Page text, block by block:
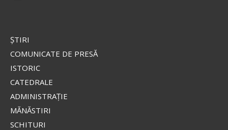
ŞTIRI
COMUNICATE DE PRESĂ
ISTORIC
CATEDRALE
ADMINISTRAŢIE
MĂNĂSTIRI
SCHITURI